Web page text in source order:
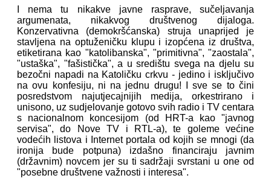
I nema tu nikakve javne rasprave, sučeljavanja
argumenata, nikakvog društvenog dijaloga.
Konzervativna (demokršćanska) struja unaprijed je
stavljena na optuženičku klupu i izopćena iz društva,
etiketirana kao "katolibanska", "primitivna", "zaostala",
"ustaška", "fašistička", a u središtu svega na djelu su
bezočni napadi na Katoličku crkvu - jedino i isključivo
na ovu konfesiju, ni na jednu drugu! I sve se to čini
posredstvom najutjecajnijih medija, orkestrirano i
unisono, uz sudjelovanje gotovo svih radio i TV centara
s nacionalnom koncesijom (od HRT-a kao "javnog
servisa", do Nove TV i RTL-a), te goleme većine
vodećih listova i Internet portala od kojih se mnogi (da
ironija bude potpuna) izdašno financiraju javnim
(državnim) novcem jer su ti sadržaji svrstani u one od
"posebne društvene važnosti i interesa".